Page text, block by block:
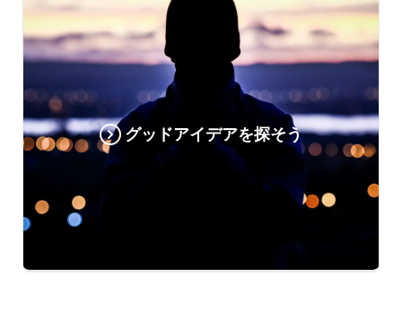
グッドアイデアを探そう